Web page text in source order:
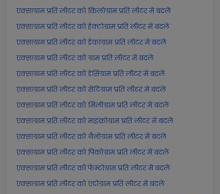
एक्साग्राम प्रति लीटर को किलोग्राम प्रति लीटर में बदलें
एक्साग्राम प्रति लीटर को हेक्टोग्राम प्रति लीटर में बदलें
एक्साग्राम प्रति लीटर को डेकाग्राम प्रति लीटर में बदलें
एक्साग्राम प्रति लीटर को ग्राम प्रति लीटर में बदलें
एक्साग्राम प्रति लीटर को डेसिग्राम प्रति लीटर में बदलें
एक्साग्राम प्रति लीटर को सेंटिग्राम प्रति लीटर में बदलें
एक्साग्राम प्रति लीटर को मिलीग्राम प्रति लीटर में बदलें
एक्साग्राम प्रति लीटर को माइक्रोग्राम प्रति लीटर में बदलें
एक्साग्राम प्रति लीटर को नैनोग्राम प्रति लीटर में बदलें
एक्साग्राम प्रति लीटर को पिकोग्राम प्रति लीटर में बदलें
एक्साग्राम प्रति लीटर को फेम्टोग्राम प्रति लीटर में बदलें
एक्साग्राम प्रति लीटर को एटोग्राम प्रति लीटर में बदलें